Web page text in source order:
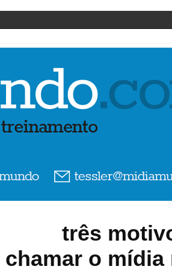
três
chamar o mídia